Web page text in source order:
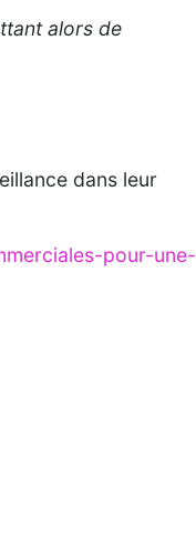
alors de
dans leur
pour-une-